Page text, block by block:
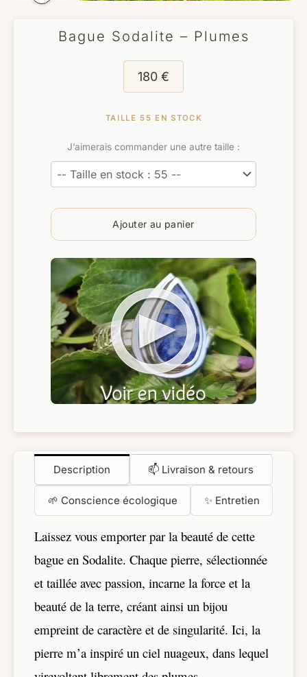
Bague Sodalite – Plumes
180 €
TAILLE 55 EN STOCK
J’aimerais commander une autre taille :
Ajouter au panier
Description 📫 Livraison & retours
🌱 Conscience écologique ✨ Entretien
Laissez vous emporter par la beauté de cette
bague en Sodalite. Chaque pierre, sélectionnée
et taillée avec passion, incarne la force et la
beauté de la terre, créant ainsi un bijou
empreint de caractère et de singularité. Ici, la
pierre m’a inspiré un ciel nuageux, dans lequel